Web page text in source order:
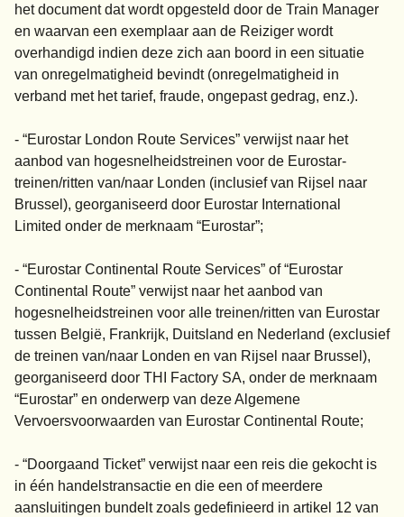
het document dat wordt opgesteld door de Train Manager
en waarvan een exemplaar aan de Reiziger wordt
overhandigd indien deze zich aan boord in een situatie
van onregelmatigheid bevindt (onregelmatigheid in
verband met het tarief, fraude, ongepast gedrag, enz.).
- “Eurostar London Route Services” verwijst naar het
aanbod van hogesnelheidstreinen voor de Eurostar-
treinen/ritten van/naar Londen (inclusief van Rijsel naar
Brussel), georganiseerd door Eurostar International
Limited onder de merknaam “Eurostar”;
- “Eurostar Continental Route Services” of “Eurostar
Continental Route” verwijst naar het aanbod van
hogesnelheidstreinen voor alle treinen/ritten van Eurostar
tussen België, Frankrijk, Duitsland en Nederland (exclusief
de treinen van/naar Londen en van Rijsel naar Brussel),
georganiseerd door THI Factory SA, onder de merknaam
“Eurostar” en onderwerp van deze Algemene
Vervoersvoorwaarden van Eurostar Continental Route;
- “Doorgaand Ticket” verwijst naar een reis die gekocht is
in één handelstransactie en die een of meerdere
aansluitingen bundelt zoals gedefinieerd in artikel 12 van